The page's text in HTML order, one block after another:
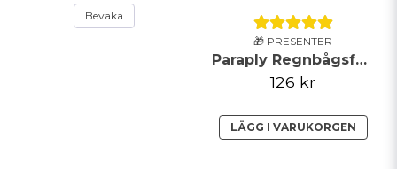
Bevaka
🎁 PRESENTER
Paraply Regnbågsfärgat
126 kr
LÄGG I VARUKORGEN